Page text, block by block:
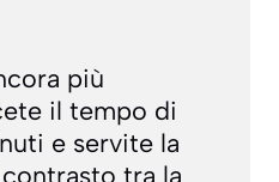
più
il tempo di
e servite la
tra la